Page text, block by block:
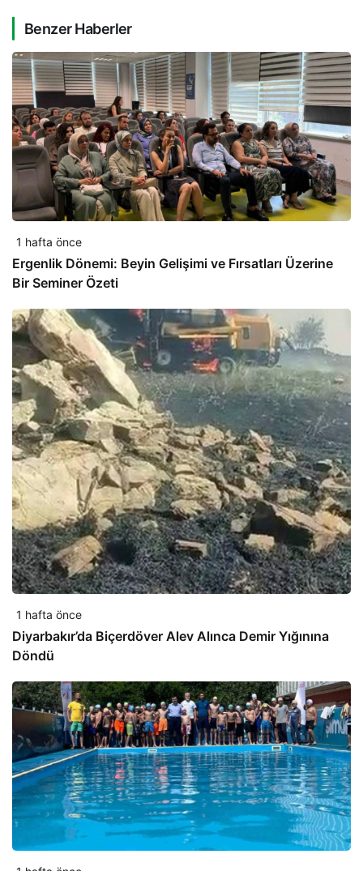
Benzer Haberler
1 hafta önce
Ergenlik Dönemi: Beyin Gelişimi ve Fırsatları Üzerine
Bir Seminer Özeti
1 hafta önce
Diyarbakır’da Biçerdöver Alev Alınca Demir Yığınına
Döndü